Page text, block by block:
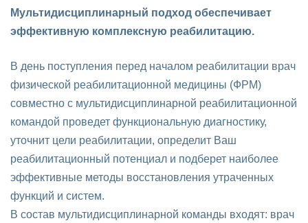
Мультидисциплинарный подход обеспечивает
эффективную комплексную реабилитацию.
В день поступления перед началом реабилитации врач
физической реабилитационной медицины (ФРМ)
совместно с мультидисциплинарной реабилитационной
командой проведет функциональную диагностику,
уточнит цели реабилитации, определит Ваш
реабилитационный потенциал и подберет наиболее
эффективные методы восстановления утраченных
функций и систем.
В состав мультидисциплинарной команды входят: врач